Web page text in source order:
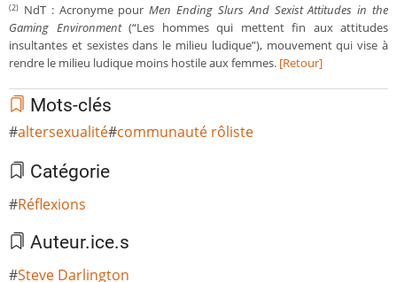
(2) NdT : Acronyme pourMen Ending Slurs And Sexist Attitudes in the
Gaming Environment(“Les hommes qui mettent fin aux attitudes
insultantes et sexistes dans le milieu ludique”), mouvement qui vise à
rendre le milieu ludique moins hostile aux femmes. [Retour]
Mots-clés
altersexualité communauté rôliste
Catégorie
Réflexions
Auteur.ice.s
Steve Darlington